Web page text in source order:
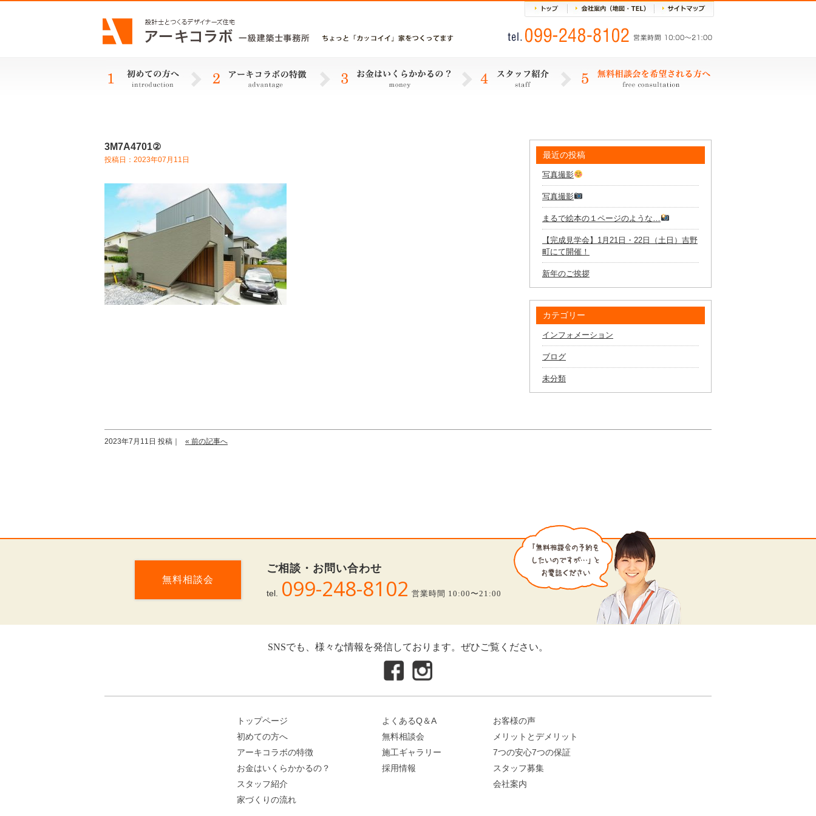
3M7A4701②
投稿日：2023年07月11日 最近の投稿
写真撮影
写真撮影
まるで絵本の１ページのような…
【完成見学会】1月21日・22日（土日）吉野
町にて開催！
新年のご挨拶
カテゴリー
インフォメーション
ブログ
未分類
2023年7月11日 投稿｜ « 前の記事へ
ご相談・お問い合わせ
tel. 099-248-8102 営業時間 10:00〜21:00
無料相談会
SNSでも、様々な情報を発信しております。ぜひご覧ください。
トップページ
初めての方へ
アーキコラボの特徴
お金はいくらかかるの？
スタッフ紹介
家づくりの流れ
よくあるQ＆A
無料相談会
施工ギャラリー
採用情報
お客様の声
メリットとデメリット
7つの安心7つの保証
スタッフ募集
会社案内